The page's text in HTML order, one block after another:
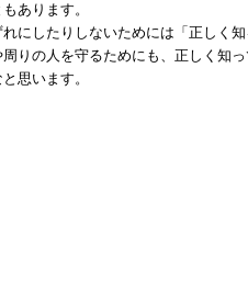
あります。
にしたりしないためには「正しく
りの人を守るためにも、正しく知
思います。